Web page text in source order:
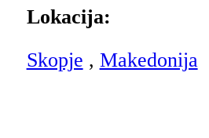
Lokacija:
Skopje , Makedonija